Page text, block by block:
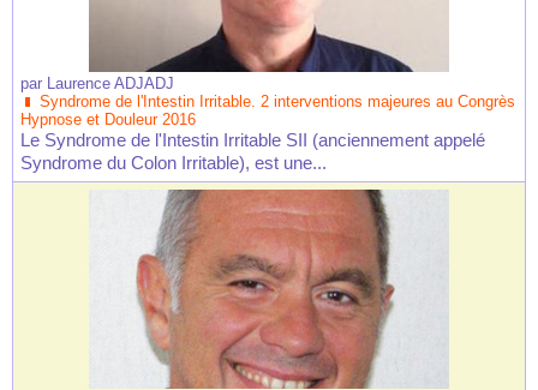
par Laurence ADJADJ
Syndrome de l'Intestin Irritable. 2 interventions majeures au Congrès
Hypnose et Douleur 2016
Le Syndrome de l'Intestin Irritable SII (anciennement appelé
Syndrome du Colon Irritable), est une...